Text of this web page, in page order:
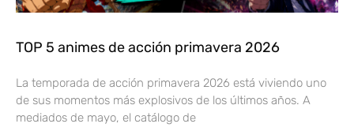
TOP 5 animes de acción primavera 2026
La temporada de acción primavera 2026 está viviendo uno
de sus momentos más explosivos de los últimos años. A
mediados de mayo, el catálogo de